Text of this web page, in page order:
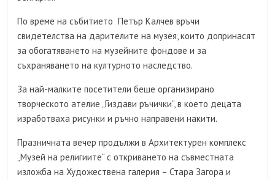
По време на събитието Петър Калчев връчи
свидетелства на дарителите на музея, които допринасят
за обогатяването на музейните фондове и за
съхраняването на културното наследство.
За най-малките посетители беше организирано
творческото ателие „Гиздави ръчички“, в което децата
изработваха рисунки и ръчно направени накити.
Празничната вечер продължи в Архитектурен комплекс
„Музей на религиите“ с откриването на съвместната
изложба на Художествена галерия – Стара Загора и